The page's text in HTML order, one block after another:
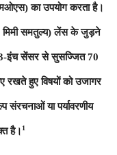
का उपयोग करता है।
मिमी समतुल्य) लेंस के जुड़ने
इंच सेंसर से सुसज्जित 70
रखते हुए विषयों को उजागर
संरचनाओं या पर्यावरणीय
है। 1